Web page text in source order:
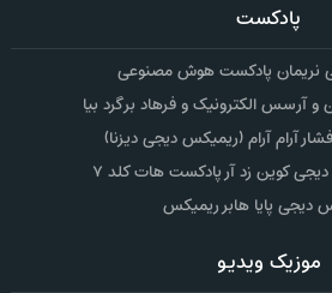
پادکست
نریمان پادکست هوش مصنوعی
آرسس الکترونیک و فرهاد برگرد بیا
آرام آرام (ریمیکس دیجی دیزنا)
کوین زد آر پادکست هات کلد ۷
دیجی پایا هابر ریمیکس
موزیک ویدیو